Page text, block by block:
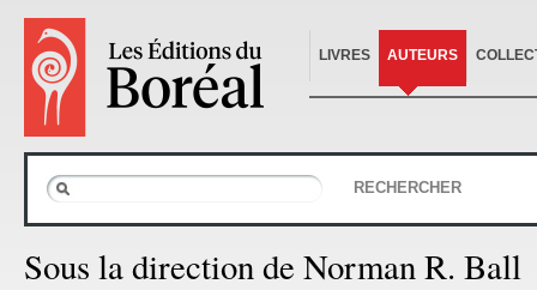
LIVRES AUTEURS
RECHERCHER
Sous la direction de Norman R. Ball